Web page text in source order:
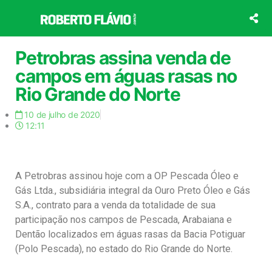
o
conteúdo
Petrobras assina venda de
campos em águas rasas no
Rio Grande do Norte
10 de julho de 2020
12:11
A Petrobras assinou hoje com a OP Pescada Óleo e
Gás Ltda., subsidiária integral da Ouro Preto Óleo e Gás
S.A., contrato para a venda da totalidade de sua
participação nos campos de Pescada, Arabaiana e
Dentão localizados em águas rasas da Bacia Potiguar
(Polo Pescada), no estado do Rio Grande do Norte.